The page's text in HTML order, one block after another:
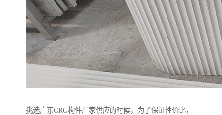
挑选广东GRG构件厂家供应的时候，为了保证性价比，